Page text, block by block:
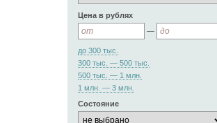
Цена в рублях
—
до 300 тыс.
300 тыс. — 500 тыс.
500 тыс. — 1 млн.
1 млн. — 3 млн.
Состояние